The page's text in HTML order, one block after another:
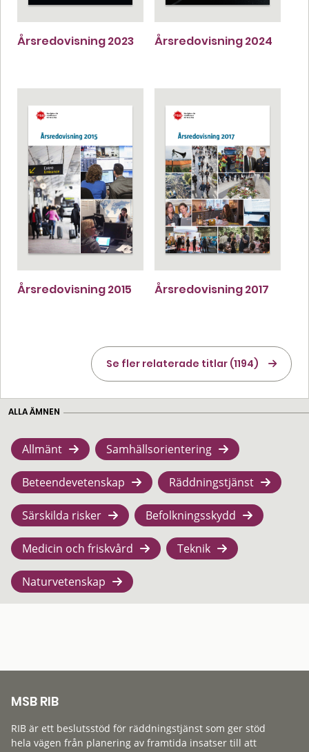
Årsredovisning 2023 Årsredovisning 2024
Årsredovisning 2015 Årsredovisning 2017
Se fler relaterade titlar (1194)
ALLA ÄMNEN
Allmänt Samhällsorientering
Beteendevetenskap Räddningstjänst
Särskilda risker Befolkningsskydd
Medicin och friskvård Teknik
Naturvetenskap
MSB RIB
RIB är ett beslutsstöd för räddningstjänst som ger stöd
hela vägen från planering av framtida insatser till att